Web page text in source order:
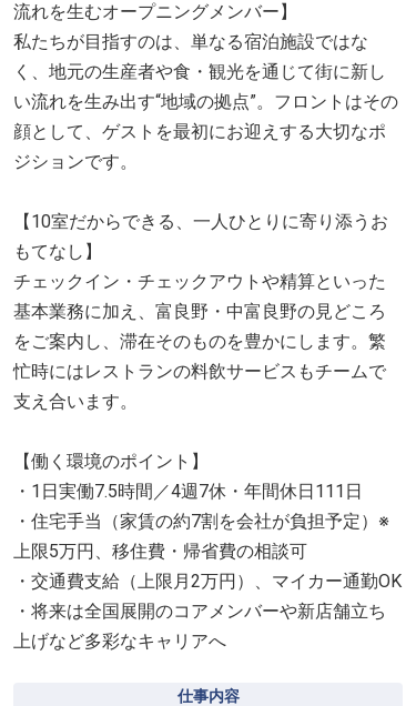
流れを生むオープニングメンバー】
私たちが目指すのは、単なる宿泊施設ではな
く、地元の生産者や食・観光を通じて街に新し
い流れを生み出す“地域の拠点”。フロントはその
顔として、ゲストを最初にお迎えする大切なポ
ジションです。
【10室だからできる、一人ひとりに寄り添うお
もてなし】
チェックイン・チェックアウトや精算といった
基本業務に加え、富良野・中富良野の見どころ
をご案内し、滞在そのものを豊かにします。繁
忙時にはレストランの料飲サービスもチームで
支え合います。
【働く環境のポイント】
・1日実働7.5時間／4週7休・年間休日111日
・住宅手当（家賃の約7割を会社が負担予定）※
上限5万円、移住費・帰省費の相談可
・交通費支給（上限月2万円）、マイカー通勤OK
・将来は全国展開のコアメンバーや新店舗立ち
上げなど多彩なキャリアへ
仕事内容